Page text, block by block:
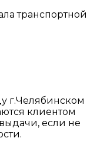
транспортной
г.Челябинском
клиентом
если не